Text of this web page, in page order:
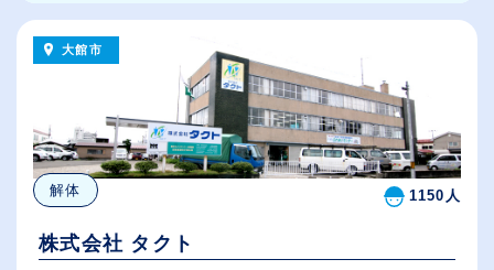
大館市
解体 1150人
株式会社 タクト